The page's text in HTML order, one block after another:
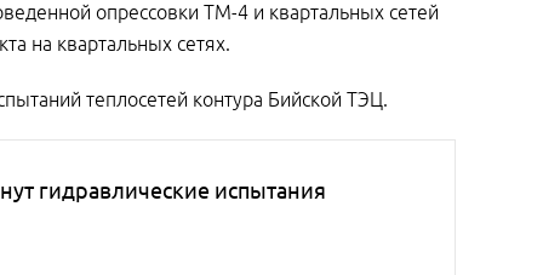
опрессовки ТМ-4 и квартальных сетей
на квартальных сетях.
теплосетей контура Бийской ТЭЦ.
гидравлические испытания